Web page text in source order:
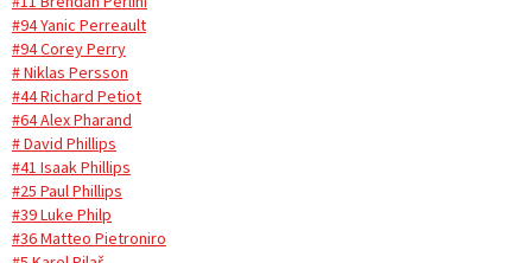
#94 Yanic Perreault
#94 Corey Perry
# Niklas Persson
#44 Richard Petiot
#64 Alex Pharand
# David Phillips
#41 Isaak Phillips
#25 Paul Phillips
#39 Luke Philp
#36 Matteo Pietroniro